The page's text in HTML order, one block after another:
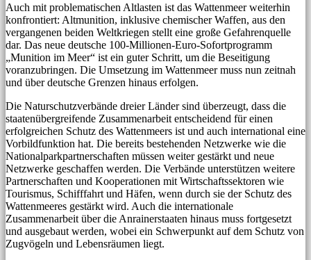
Auch mit problematischen Altlasten ist das Wattenmeer weiterhin
konfrontiert: Altmunition, inklusive chemischer Waffen, aus den
vergangenen beiden Weltkriegen stellt eine große Gefahrenquelle
dar. Das neue deutsche 100-Millionen-Euro-Sofortprogramm
„Munition im Meer“ ist ein guter Schritt, um die Beseitigung
voranzubringen. Die Umsetzung im Wattenmeer muss nun zeitnah
und über deutsche Grenzen hinaus erfolgen.
Die Naturschutzverbände dreier Länder sind überzeugt, dass die
staatenübergreifende Zusammenarbeit entscheidend für einen
erfolgreichen Schutz des Wattenmeers ist und auch international eine
Vorbildfunktion hat. Die bereits bestehenden Netzwerke wie die
Nationalparkpartnerschaften müssen weiter gestärkt und neue
Netzwerke geschaffen werden. Die Verbände unterstützen weitere
Partnerschaften und Kooperationen mit Wirtschaftssektoren wie
Tourismus, Schifffahrt und Häfen, wenn durch sie der Schutz des
Wattenmeeres gestärkt wird. Auch die internationale
Zusammenarbeit über die Anrainerstaaten hinaus muss fortgesetzt
und ausgebaut werden, wobei ein Schwerpunkt auf dem Schutz von
Zugvögeln und Lebensräumen liegt.